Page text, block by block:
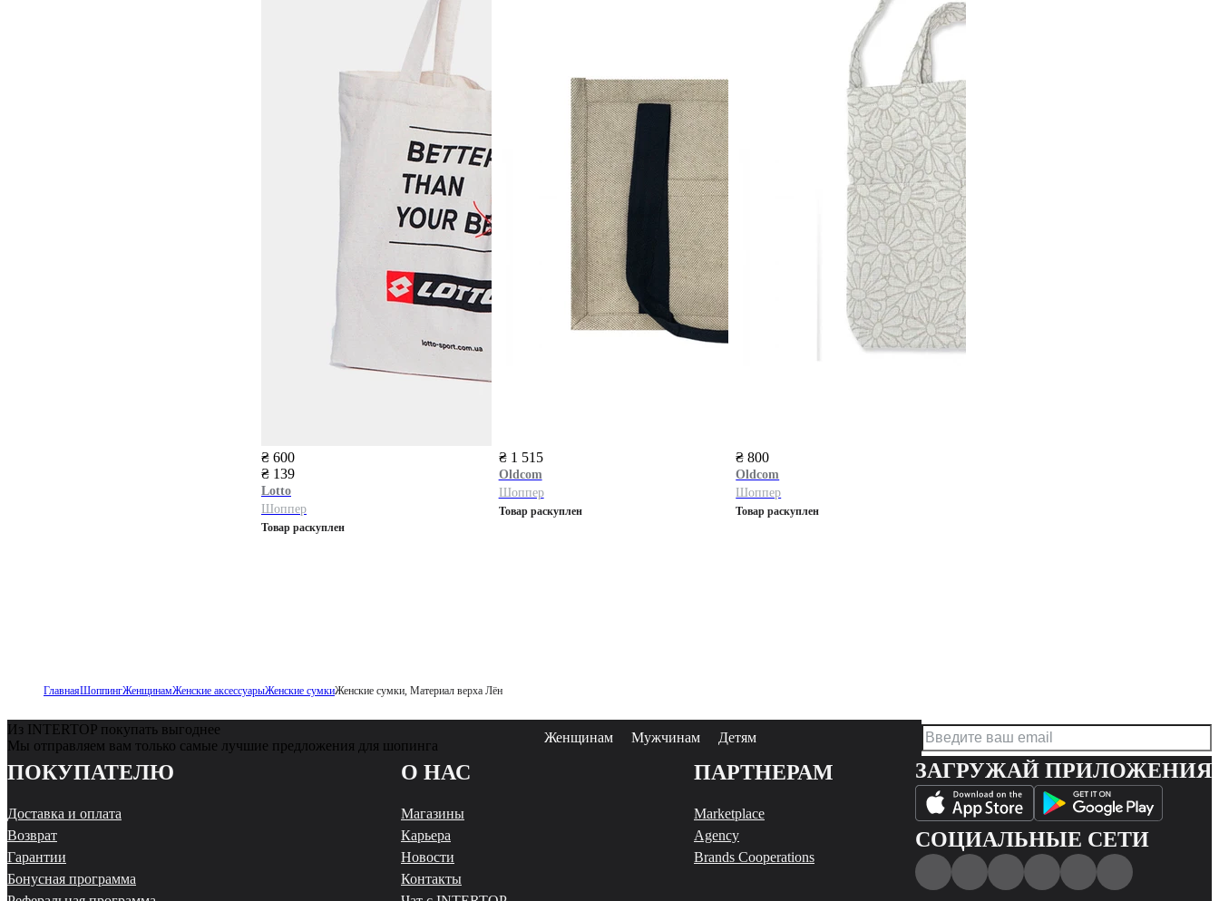
₴ 600
₴ 139
Lotto
Шоппер
Товар раскуплен
₴ 1 515
Oldcom
Шоппер
Товар раскуплен
₴ 800
Oldcom
Шоппер
Товар раскуплен
ГлавнаяШоппингЖенщинамЖенские аксессуарыЖенские сумкиЖенские сумки, Материал верха Лён
Из INTERTOP покупать выгоднее
Мы отправляем вам только самые лучшие предложения для шопинга
Женщинам Мужчинам Детям
ПОКУПАТЕЛЮ
Доставка и оплата
Возврат
Гарантии
Бонусная программа
О НАС
Магазины
Карьера
Новости
Контакты
ПАРТНЕРАМ
Marketplace
Agency
Brands Cooperations
ЗАГРУЖАЙ ПРИЛОЖЕНИЯ
СОЦИАЛЬНЫЕ СЕТИ